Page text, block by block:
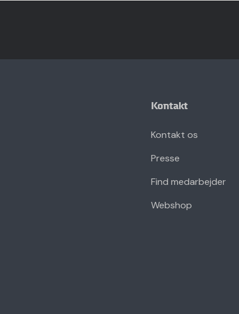
Kontakt
Kontakt os
Presse
Find medarbejder
Webshop